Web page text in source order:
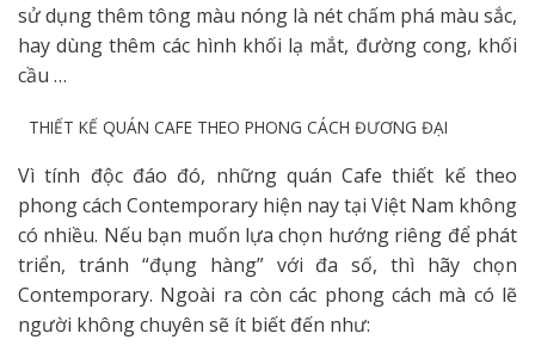
sử dụng thêm tông màu nóng là nét chấm phá màu sắc,
hay dùng thêm các hình khối lạ mắt, đường cong, khối
cầu …
THIẾT KẾ QUÁN CAFE THEO PHONG CÁCH ĐƯƠNG ĐẠI
Vì tính độc đáo đó, những quán Cafe thiết kế theo
phong cách Contemporary hiện nay tại Việt Nam không
có nhiều. Nếu bạn muốn lựa chọn hướng riêng để phát
triển, tránh “đụng hàng” với đa số, thì hãy chọn
Contemporary. Ngoài ra còn các phong cách mà có lẽ
người không chuyên sẽ ít biết đến như: